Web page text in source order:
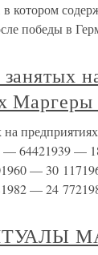
котором
победы в
на
— 64421939 —
— 30
— 24